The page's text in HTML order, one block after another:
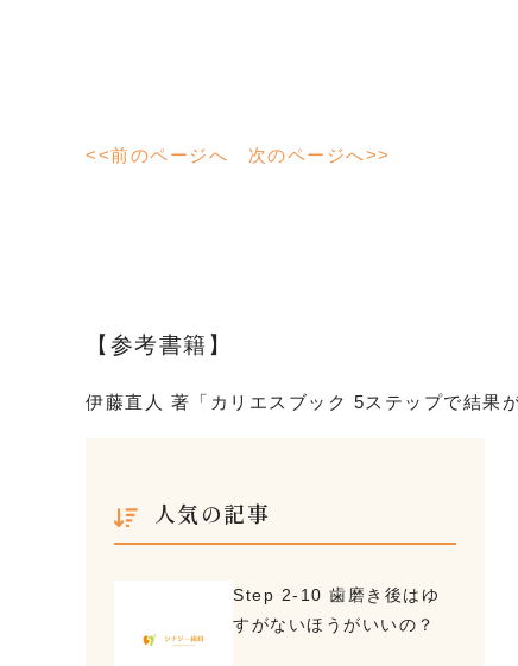
<<前のページへ 次のページへ>>
【参考書籍】
伊藤直人 著「カリエスブック 5ステップで結果
人気の記事
Step 2-10 歯磨き後はゆ
すがないほうがいいの？